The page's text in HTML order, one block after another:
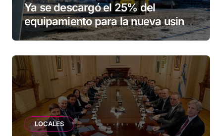
Ya se descargó el 25% del
equipamiento para la nueva usina
de Ushuaia
LOCALES